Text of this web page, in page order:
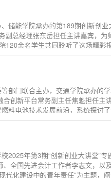
储能学院承办的第189期创新创
总经理张东岳担任主讲嘉宾，为
120余名学生共同聆听了这场精彩
部门联合主办，交通学院承办的
创新平台常务副主任焦魁担任主
料电池技术发展前沿，系统探讨
2025年第3期“创新创业大讲堂”
全国先进会计工作者李志文，以
化建设中的青年责任”为主题，